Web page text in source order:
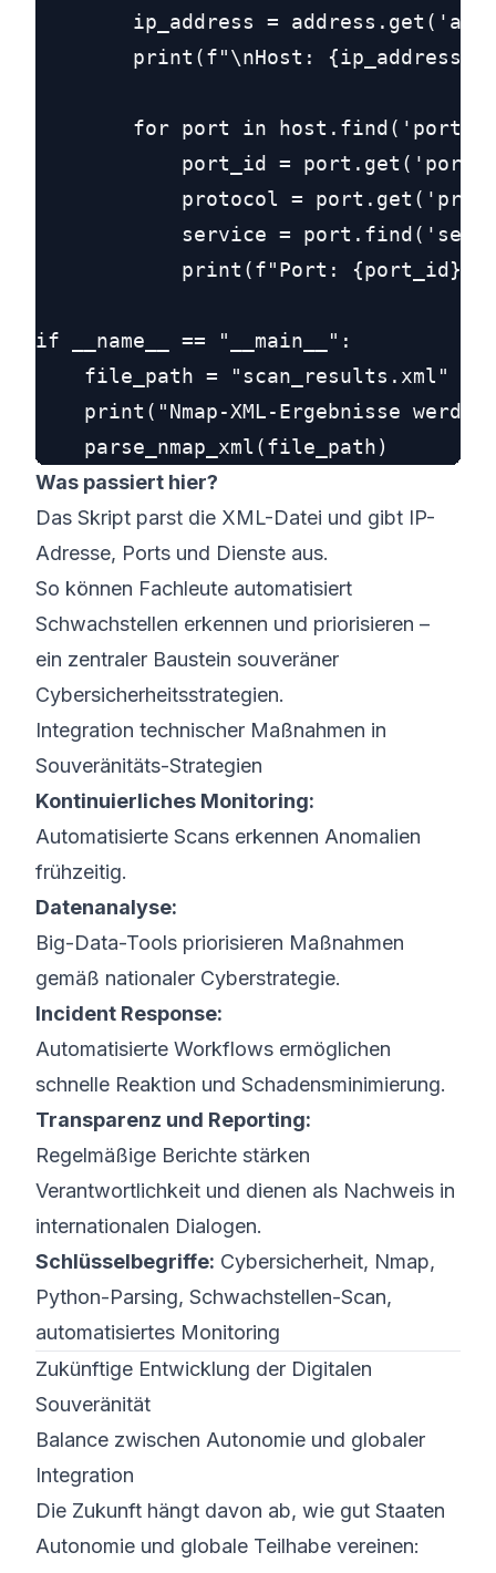
ip_address =
print(f"\nHost:
for port in
port_id =
protocol =
service =
print(f"Port: {port_id}/
if __name__ == "__main__":
    file_path = "scan_results.xml"
print("Nmap-XML-Ergebnisse werden
Was passiert hier?
Das Skript parst die XML-Datei und gibt IP-
Adresse, Ports und Dienste aus.
So können Fachleute automatisiert
Schwachstellen erkennen und priorisieren –
ein zentraler Baustein souveräner
Cybersicherheits­strategien.
Integration technischer Maßnahmen in
Souveränitäts-Strategien
Kontinuierliches Monitoring:
Automatisierte Scans erkennen Anomalien
frühzeitig.
Datenanalyse:
Big-Data-Tools priorisieren Maßnahmen
gemäß nationaler Cyberstrategie.
Incident Response:
Automatisierte Workflows ermöglichen
schnelle Reaktion und Schadensminimierung.
Transparenz und Reporting:
Regelmäßige Berichte stärken
Verantwortlichkeit und dienen als Nachweis in
internationalen Dialogen.
Schlüsselbegriffe: Cybersicherheit, Nmap,
Python-Parsing, Schwachstellen-Scan,
automatisiertes Monitoring
Zukünftige Entwicklung der Digitalen
Souveränität
Balance zwischen Autonomie und globaler
Integration
Die Zukunft hängt davon ab, wie gut Staaten
Autonomie und globale Teilhabe vereinen: